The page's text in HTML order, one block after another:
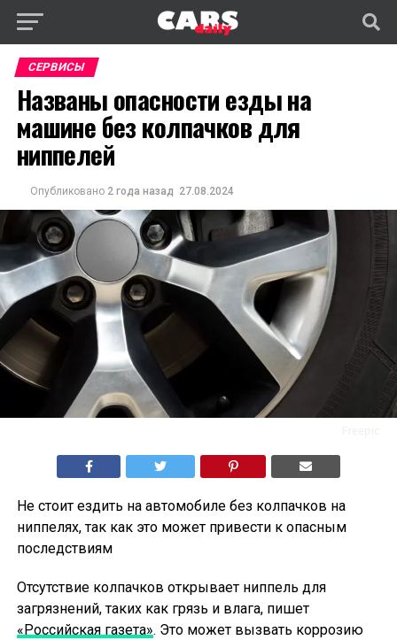
СЕРВИСЫ
Названы опасности езды на
машине без колпачков для
ниппелей
Опубликовано 2 года назад 27.08.2024
Не стоит ездить на автомобиле без колпачков на
ниппелях, так как это может привести к опасным
последствиям
Отсутствие колпачков открывает ниппель для
загрязнений, таких как грязь и влага, пишет
«Российская газета». Это может вызвать коррозию